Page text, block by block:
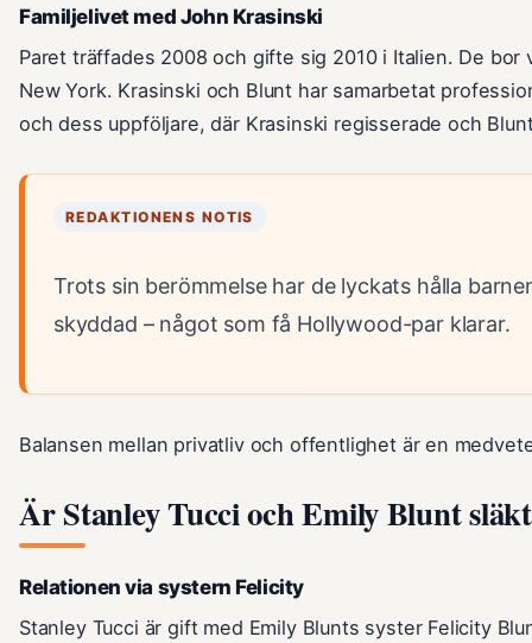
Familjelivet med John Krasinski
Paret träffades 2008 och gifte sig 2010 i Italien. De bor
New York. Krasinski och Blunt har samarbetat
och dess uppföljare, där Krasinski regisserade och
REDAKTIONENS NOTIS
Trots sin berömmelse har de lyckats hålla
skyddad – något som få Hollywood-par klarar.
Balansen mellan privatliv och offentlighet är en
Är Stanley Tucci och Emily Blunt
Relationen via systern Felicity
Stanley Tucci är gift med Emily Blunts syster Felicity